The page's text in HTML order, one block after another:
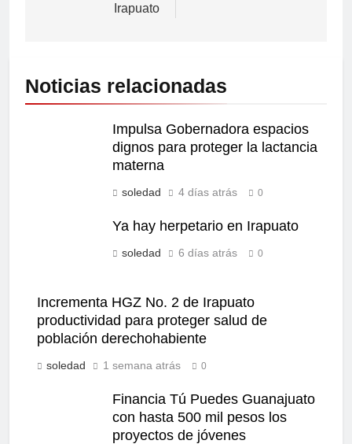
Irapuato
Noticias relacionadas
Impulsa Gobernadora espacios
dignos para proteger la lactancia
materna
soledad 4 días atrás 0
Ya hay herpetario en Irapuato
soledad 6 días atrás 0
Incrementa HGZ No. 2 de Irapuato
productividad para proteger salud de
población derechohabiente
soledad 1 semana atrás 0
Financia Tú Puedes Guanajuato
con hasta 500 mil pesos los
proyectos de jóvenes